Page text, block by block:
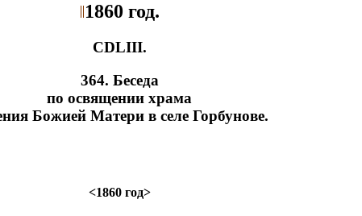
1860 год.
CDLIII.
364. Беседа
по освящении храма
Божией Матери в селе Горбунове.
<1860 год>